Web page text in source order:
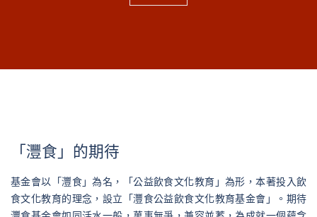
「灃食」的期待
基金會以「灃食」為名，「公益飲食文化教育」為形，本著投入飲
食文化教育的理念，設立「灃食公益飲食文化教育基金會」。期待